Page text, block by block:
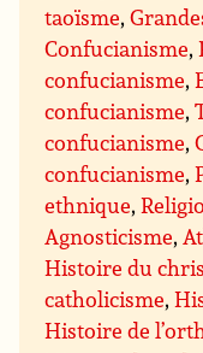
taoïsme,
Confucianisme,
confucianisme,
confucianisme,
confucianisme,
confucianisme,
ethnique,
Agnosticisme,
Histoire du
catholicisme,
Histoire de